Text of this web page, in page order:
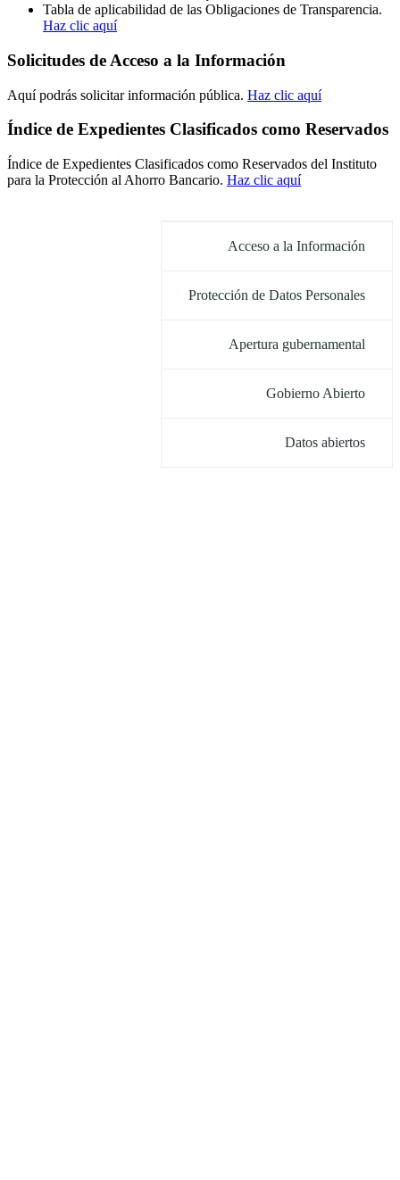
Tabla de aplicabilidad de las Obligaciones de Transparencia.
Haz clic aquí
Solicitudes de Acceso a la Información
Aquí podrás solicitar información pública. Haz clic aquí
Índice de Expedientes Clasificados como Reservados
Índice de Expedientes Clasificados como Reservados del Instituto
para la Protección al Ahorro Bancario. Haz clic aquí
Acceso a la Información
Protección de Datos Personales
Apertura gubernamental
Gobierno Abierto
Datos abiertos